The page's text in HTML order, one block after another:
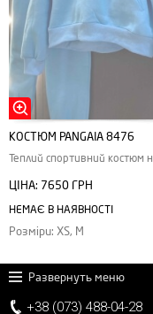
+38 (073) 488-04-28
КОСТЮМ PANGAIA 8476
Теплий спортивний костюм
ЦІНА: 7650 ГРН
НЕМАЄ В НАЯВНОСТІ
Розміри: XS, M
Развернуть меню